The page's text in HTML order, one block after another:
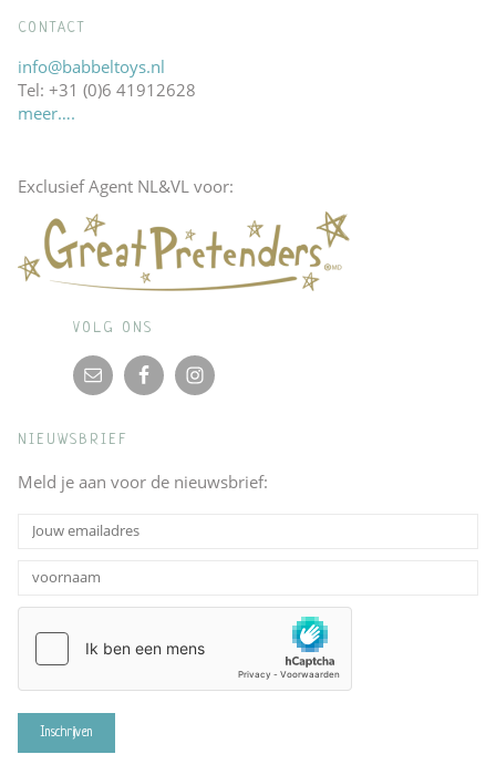
CONTACT
info@babbeltoys.nl
Tel: +31 (0)6 41912628
meer….
Exclusief Agent NL&VL voor:
VOLG ONS
NIEUWSBRIEF
Meld je aan voor de nieuwsbrief: